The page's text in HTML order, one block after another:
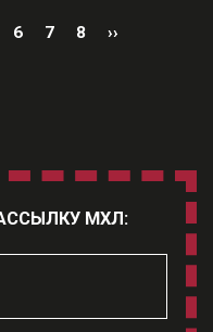
6 7 8 ››
МХЛ: